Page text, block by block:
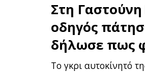
Στη
οδηγός
δήλωσε πως
Το γκρι αυτοκίνητό